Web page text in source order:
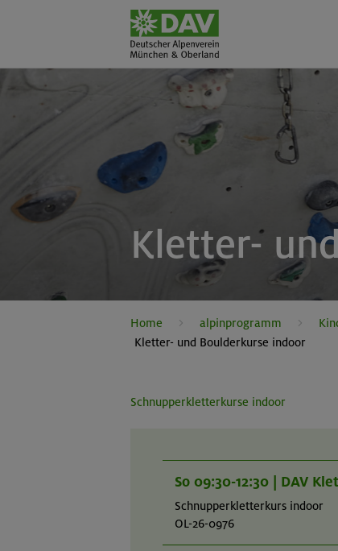
Kletter-
Home alpinprogramm
Kletter- und Boulderkurse indoor
Schnupperkletterkurse indoor
So 09:30-12:30 | DAV
Schnupperkletterkurs indoor
OL-26-0976